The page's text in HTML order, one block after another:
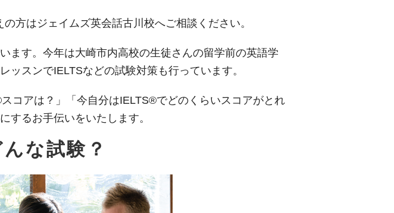
方はジェイムズ英会話古川校へご相談ください。
ます。今年は大崎市内高校の生徒さんの留学前の英語学
スンでIELTSなどの試験対策も行っています。
コアは？」「今自分はIELTS®でどのくらいスコアがとれ
するお手伝いをいたします。
な試験？